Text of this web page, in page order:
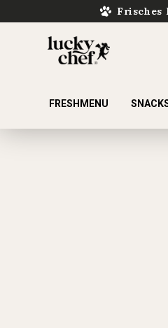
Frisches
FRESHMENU